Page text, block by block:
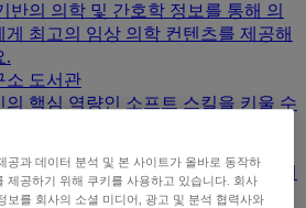
반의 의학 및 간호학 정보를 통해 의
게 최고의 임상 의학 컨텐츠를 제공해
.
소 도서관
의 핵심 역량인 소프트 스킬을 키울 수
관의 학술 컨텐츠 및 솔루션을 한단계
이드 시키면 새로운 시장 진출이 편리
공과 데이터 분석 및 본 사이트가 올바로 동작하
제공하기 위해 쿠키를 사용하고 있습니다. 회사
보를 회사의 소셜 미디어, 광고 및 분석 협력사와